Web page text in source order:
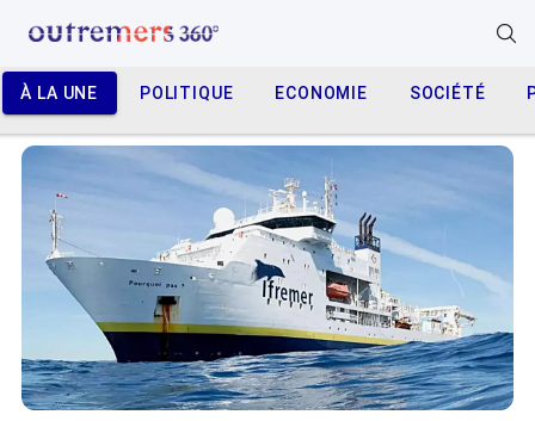
À LA UNE POLITIQUE ECONOMIE SOCIÉTÉ